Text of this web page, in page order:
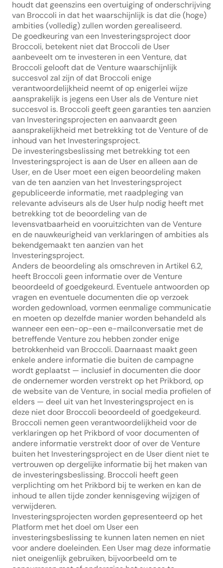
houdt dat geenszins een overtuiging of onderschrijving
van Broccoli in dat het waarschijnlijk is dat die (hoge)
ambities (volledig) zullen worden gerealiseerd.
De goedkeuring van een Investeringsproject door
Broccoli, betekent niet dat Broccoli de User
aanbeveelt om te investeren in een Venture, dat
Broccoli gelooft dat de Venture waarschijnlijk
succesvol zal zijn of dat Broccoli enige
verantwoordelijkheid neemt of op enigerlei wijze
aansprakelijk is jegens een User als de Venture niet
succesvol is. Broccoli geeft geen garanties ten aanzien
van Investeringsprojecten en aanvaardt geen
aansprakelijkheid met betrekking tot de Venture of de
inhoud van het Investeringsproject.
De investeringsbeslissing met betrekking tot een
Investeringsproject is aan de User en alleen aan de
User, en de User moet een eigen beoordeling maken
van de ten aanzien van het Investeringsproject
gepubliceerde informatie, met raadpleging van
relevante adviseurs als de User hulp nodig heeft met
betrekking tot de beoordeling van de
levensvatbaarheid en vooruitzichten van de Venture
en de nauwkeurigheid van verklaringen of ambities als
bekendgemaakt ten aanzien van het
Investeringsproject.
Anders de beoordeling als omschreven in Artikel 6.2,
heeft Broccoli geen informatie over de Venture
beoordeeld of goedgekeurd. Eventuele antwoorden op
vragen en eventuele documenten die op verzoek
worden gedownload, vormen eenmalige communicatie
en moeten op dezelfde manier worden behandeld als
wanneer een een-op-een e-mailconversatie met de
betreffende Venture zou hebben zonder enige
betrokkenheid van Broccoli. Daarnaast maakt geen
enkele andere informatie die buiten de campagne
wordt geplaatst — inclusief in documenten die door
de ondernemer worden verstrekt op het Prikbord, op
de website van de Venture, in social media profielen of
elders — deel uit van het Investeringsproject en is
deze niet door Broccoli beoordeeld of goedgekeurd.
Broccoli nemen geen verantwoordelijkheid voor de
verklaringen op het Prikbord of voor documenten of
andere informatie verstrekt door of over de Venture
buiten het Investeringsproject en de User dient niet te
vertrouwen op dergelijke informatie bij het maken van
de investeringsbeslissing. Broccoli heeft geen
verplichting om het Prikbord bij te werken en kan de
inhoud te allen tijde zonder kennisgeving wijzigen of
verwijderen.
Investeringsprojecten worden gepresenteerd op het
Platform met het doel om User een
investeringsbeslissing te kunnen laten nemen en niet
voor andere doeleinden. Een User mag deze informatie
niet oneigenlijk gebruiken, bijvoorbeeld om te